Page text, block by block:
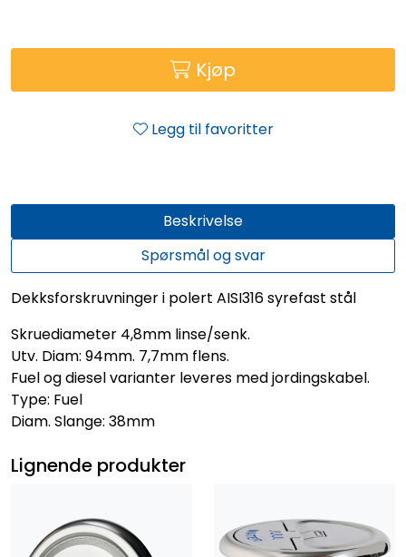
Kjøp
Legg til favoritter
Beskrivelse
Spørsmål og svar
Dekksforskruvninger i polert AISI316 syrefast stål
Skruediameter 4,8mm linse/senk.
Utv. Diam: 94mm. 7,7mm flens.
Fuel og diesel varianter leveres med jordingskabel.
Type: Fuel
Diam. Slange: 38mm
Lignende produkter